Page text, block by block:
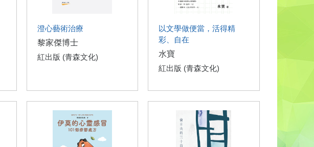
澄心藝術治療
黎家傑博士
紅出版 (青森文化)
以文學做便當，活得精
彩、自在
水寶
紅出版 (青森文化)